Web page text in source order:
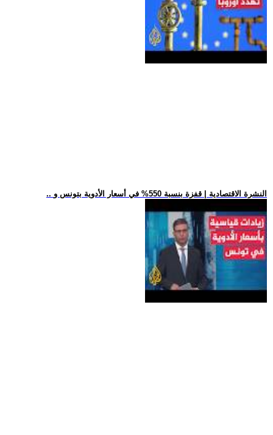
.. النشرة الاقتصادية | قفزة بنسبة 550% في أسعار الأدوية بتونس و